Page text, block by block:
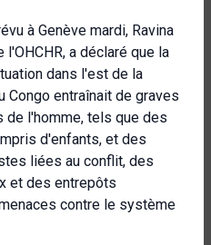
à Genève mardi, Ravina
a déclaré que la
dans l'est de la
Congo entraînait de graves
l'homme, tels que des
d'enfants, et des
liées au conflit, des
et des entrepôts
contre le système